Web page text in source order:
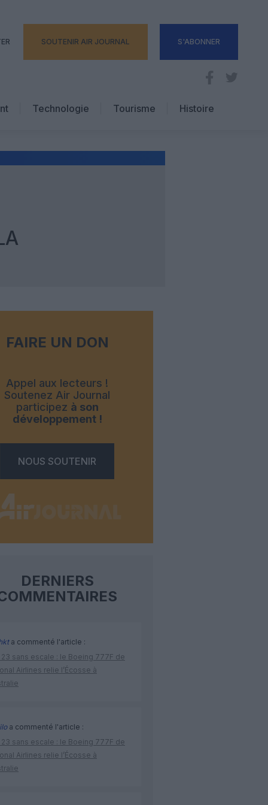
SOUTENIR AIR JOURNAL S'ABONNER
Technologie
Tourisme
Hôtellerie
Histoire
FAIRE UN DON
Appel aux lecteurs !
Soutenez Air Journal
participez à son
développement !
NOUS SOUTENIR
DERNIERS
a commenté l'article :
23 sans escale : le Boeing 777F de
Airlines relie l’Écosse à
a commenté l'article :
23 sans escale : le Boeing 777F de
Airlines relie l’Écosse à